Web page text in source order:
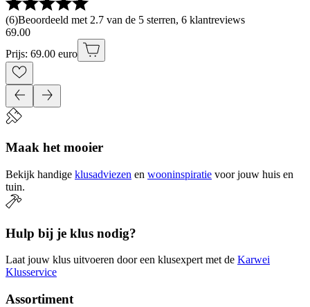
(6)Beoordeeld met 2.7 van de 5 sterren, 6 klantreviews
69.00
Prijs: 69.00 euro
Maak het mooier
Bekijk handige klusadviezen en wooninspiratie voor jouw huis en
tuin.
Hulp bij je klus nodig?
Laat jouw klus uitvoeren door een klusexpert met de Karwei
Klusservice
Assortiment